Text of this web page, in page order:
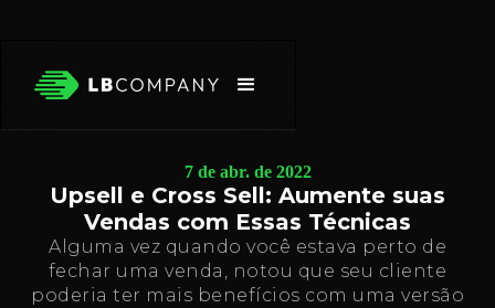
7 de abr. de 2022
Upsell e Cross Sell: Aumente suas
Vendas com Essas Técnicas
Alguma vez quando você estava perto de
fechar uma venda, notou que seu cliente
poderia ter mais benefícios com uma versão